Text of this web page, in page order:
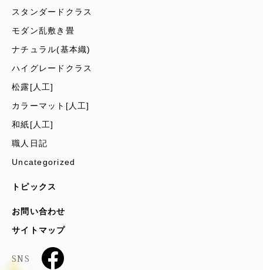
スタンダードクラス
モダン乱敷き畳
ナチュラル(基本織)
ハイグレードクラス
松露[人工]
カラーマット[人工]
和紙[人工]
職人日記
Uncategorized
トピックス
お問い合わせ
サイトマップ
SNS